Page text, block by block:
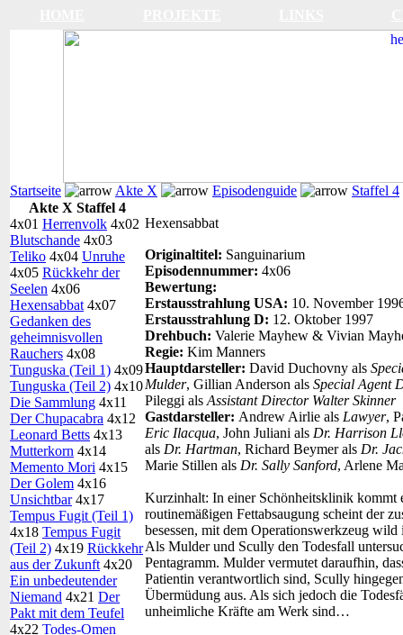
Startseite Akte X Episodenguide
Staffel 4
Akte X Staffel 4
4x01 Herrenvolk 4x02
Blutschande 4x03
Teliko 4x04 Unruhe
4x05 Rückkehr der
Seelen 4x06
Hexensabbat 4x07
Gedanken des
geheimnisvollen
Rauchers 4x08
Tunguska (Teil 1) 4x09
Tunguska (Teil 2) 4x10
Die Sammlung 4x11
Der Chupacabra 4x12
Leonard Betts 4x13
Mutterkorn 4x14
Memento Mori 4x15
Der Golem 4x16
Unsichtbar4x17
Tempus Fugit (Teil 1)
4x18 Tempus Fugit
(Teil 2) 4x19 Rückkehr
aus der Zukunft 4x20
Ein unbedeutender
Niemand 4x21 Der
Pakt mit dem Teufel
4x22 Todes-Omen
Hexensabbat
Originaltitel: Sanguinarium
Episodennummer: 4x06
Bewertung:
Erstausstrahlung USA: 10. November
Erstausstrahlung D: 12. Oktober 1997
Drehbuch: Valerie Mayhew & Vivian
Regie: Kim Manners
Hauptdarsteller: David Duchovny als
Mulder, Gillian Anderson als Special Agent
Pileggi als Assistant Director Walter Skinner
Gastdarsteller: Andrew Airlie als Lawyer,
Eric Ilacqua, John Juliani als Dr. Harrison
als Dr. Hartman, Richard Beymer als Dr.
Marie Stillen als Dr. Sally Sanford, Arlene
Kurzinhalt: In einer Schönheitsklinik kommt
routinemäßigen Fettabsaugung scheint der
besessen, mit dem Operationswerkzeug
Als Mulder und Scully den Todesfall
Pentagramm. Mulder vermutet daraufhin,
Patientin verantwortlich sind, Scully
Übermüdung aus. Als sich jedoch die
unheimliche Kräfte am Werk sind…